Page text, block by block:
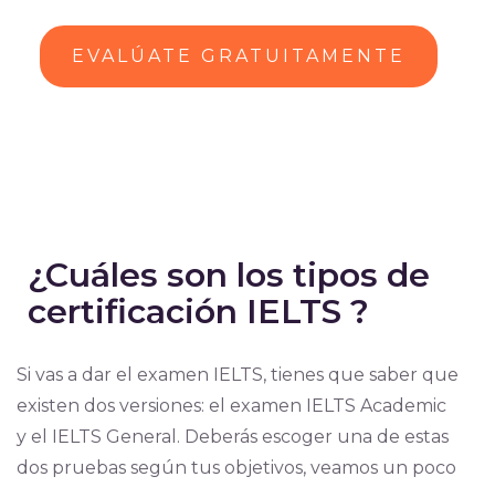
EVALÚATE GRATUITAMENTE
¿Cuáles son los tipos de
certificación IELTS ?
Si vas a dar el examen IELTS, tienes que saber que
existen dos versiones: el examen IELTS Academic
y el IELTS General. Deberás escoger una de estas
dos pruebas según tus objetivos, veamos un poco